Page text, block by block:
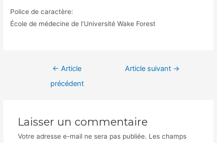
Police de caractère:
École de médecine de l’Université Wake Forest
Navigation← Article
précédent
Article suivant →
Laisser un commentaire
Votre adresse e-mail ne sera pas publiée. Les champs